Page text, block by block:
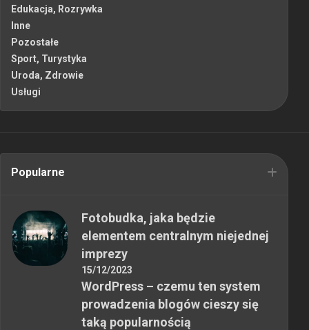
Edukacja, Rozrywka
Inne
Pozostałe
Sport, Turystyka
Uroda, Zdrowie
Usługi
Popularne
Fotobudka, jaka będzie
elementem centralnym niejednej
imprezy
15/12/2023
WordPress – czemu ten system
prowadzenia blogów cieszy się
taką popularnością